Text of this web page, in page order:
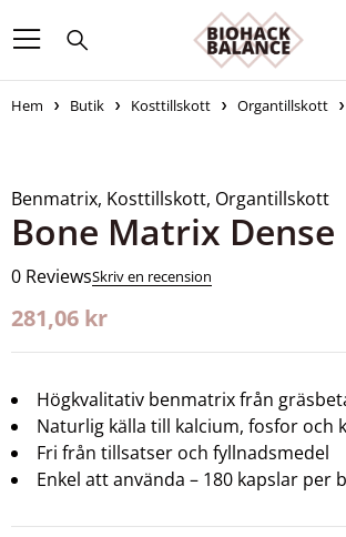
Hem Butik Kosttillskott Organtillskott
Benmatrix, Kosttillskott, Organtillskott
Bone Matrix Dense
0 ReviewsSkriv en recension
281,06 kr
Högkvalitativ benmatrix från
Naturlig källa till kalcium, fosfor och
Fri från tillsatser och fyllnadsmedel
Enkel att använda – 180 kapslar per